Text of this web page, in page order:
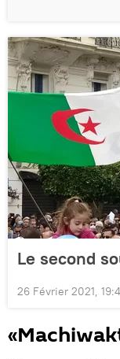
Le second
26 Février 2021,